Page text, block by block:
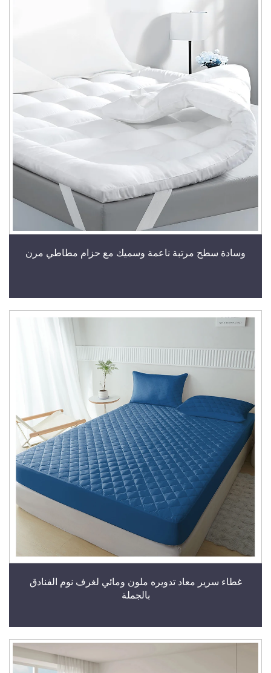
وسادة سطح مرتبة ناعمة وسميك مع حزام مطاطي مرن
غطاء سرير معاد تدويره ملون ومائي لغرف نوم الفنادق
بالجملة